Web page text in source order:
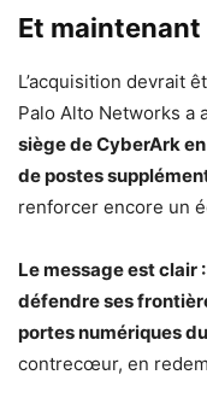
Et maintenant
L’acquisition devrait
Palo Alto Networks a
siège de CyberArk
de postes
renforcer encore un
Le message est clair
défendre ses
portes numériques
contrecœur, en